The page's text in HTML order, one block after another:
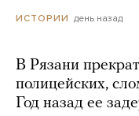
ИСТОРИИ день назад
В Рязани
полицейских,
Год назад ее